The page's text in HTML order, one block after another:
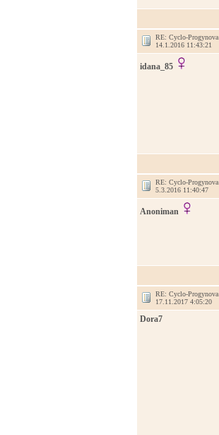
RE: Cyclo-Progynova
14.1.2016 11:43:21
idana_85
RE: Cyclo-Progynova
5.3.2016 11:40:47
Anoniman
RE: Cyclo-Progynova
17.11.2017 4:05:20
Dora7